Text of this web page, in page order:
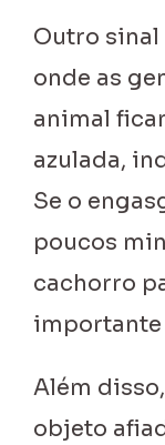
Outro sinal
onde as
animal
azulada,
Se o
poucos
cachorro
Além
objeto